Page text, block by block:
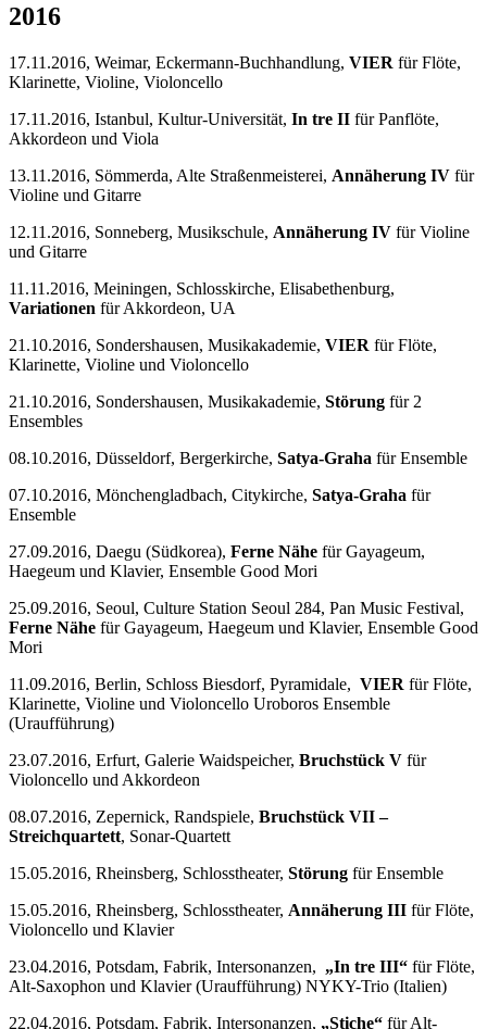
2016
17.11.2016, Weimar, Eckermann-Buchhandlung, VIER für Flöte,
Klarinette, Violine, Violoncello
17.11.2016, Istanbul, Kultur-Universität, In tre II für Panflöte,
Akkordeon und Viola
13.11.2016, Sömmerda, Alte Straßenmeisterei, Annäherung IV für
Violine und Gitarre
12.11.2016, Sonneberg, Musikschule, Annäherung IV für Violine
und Gitarre
11.11.2016, Meiningen, Schlosskirche, Elisabethenburg,
Variationen für Akkordeon, UA
21.10.2016, Sondershausen, Musikakademie, VIER für Flöte,
Klarinette, Violine und Violoncello
21.10.2016, Sondershausen, Musikakademie, Störung für 2
Ensembles
08.10.2016, Düsseldorf, Bergerkirche, Satya-Graha für Ensemble
07.10.2016, Mönchengladbach, Citykirche, Satya-Graha für
Ensemble
27.09.2016, Daegu (Südkorea), Ferne Nähe für Gayageum,
Haegeum und Klavier, Ensemble Good Mori
25.09.2016, Seoul, Culture Station Seoul 284, Pan Music Festival,
Ferne Nähe für Gayageum, Haegeum und Klavier, Ensemble Good
Mori
11.09.2016, Berlin, Schloss Biesdorf, Pyramidale, VIER für Flöte,
Klarinette, Violine und Violoncello Uroboros Ensemble
(Uraufführung)
23.07.2016, Erfurt, Galerie Waidspeicher, Bruchstück V für
Violoncello und Akkordeon
08.07.2016, Zepernick, Randspiele, Bruchstück VII –
Streichquartett, Sonar-Quartett
15.05.2016, Rheinsberg, Schlosstheater, Störung für Ensemble
15.05.2016, Rheinsberg, Schlosstheater, Annäherung III für Flöte,
Violoncello und Klavier
23.04.2016, Potsdam, Fabrik, Intersonanzen, „In tre III“ für Flöte,
Alt-Saxophon und Klavier (Uraufführung) NYKY-Trio (Italien)
22.04.2016, Potsdam, Fabrik, Intersonanzen, „Stiche“ für Alt-